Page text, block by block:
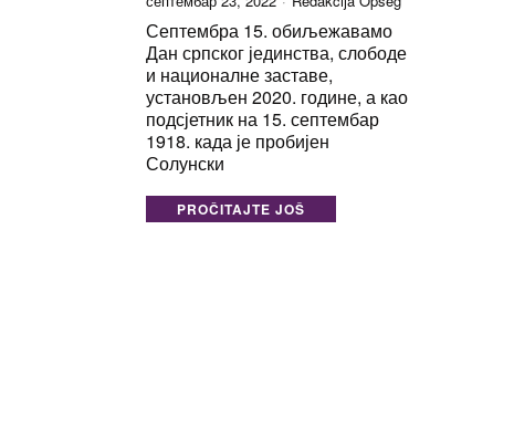
Септембра 15. обиљежавамо
Дан српског јединства, слободе
и националне заставе,
установљен 2020. године, а као
подсјетник на 15. септембар
1918. када је пробијен
Солунски
PROČITAJTE JOŠ